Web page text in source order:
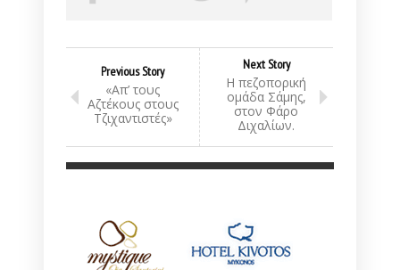
Previous Story
«Απ’ τους
Αζτέκους στους
Τζιχαντιστές»
Next Story
Η πεζοπορική
ομάδα Σάμης,
στον Φάρο
Διχαλίων.